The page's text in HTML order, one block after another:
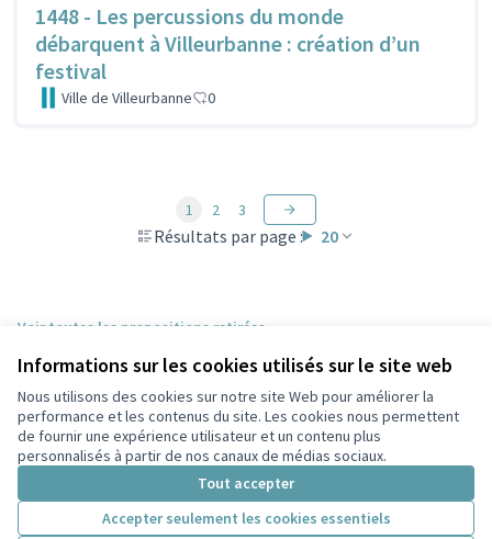
Informations sur les cookies utilisés sur le site web
Nous utilisons des cookies sur notre site Web pour améliorer la
performance et les contenus du site. Les cookies nous permettent
de fournir une expérience utilisateur et un contenu plus
personnalisés à partir de nos canaux de médias sociaux.
Tout accepter
Accepter seulement les cookies essentiels
1448 - Les percussions du monde
débarquent à Villeurbanne : création d’un
festival
Ville de Villeurbanne 0
Résultats par page : 20
1 2 3
Voir toutes les propositions retirées
Conditions d'utilisation
Paramètres des cookies
Participez Villeurbanne sur X
(Lien externe)
Participez Villeurbanne sur Facebook
Participez Villeurbanne sur Instagram
Participez Villeurbanne sur YouTube
(Lien externe)